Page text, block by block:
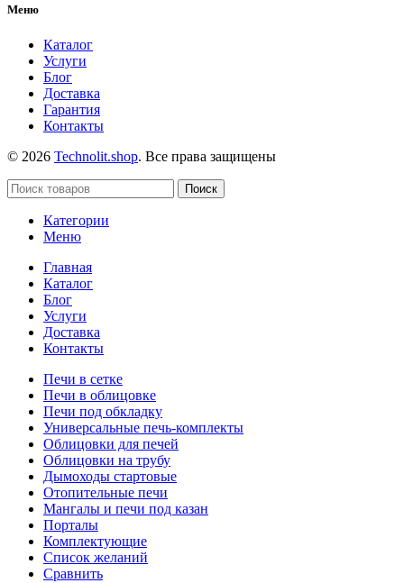
Меню
Каталог
Услуги
Блог
Доставка
Гарантия
Контакты
© 2026 Technolit.shop. Все права защищены
Поиск
Категории
Меню
Главная
Каталог
Блог
Услуги
Доставка
Контакты
Печи в сетке
Печи в облицовке
Печи под обкладку
Универсальные печь-комплекты
Облицовки для печей
Облицовки на трубу
Дымоходы стартовые
Отопительные печи
Мангалы и печи под казан
Порталы
Комплектующие
Список желаний
Сравнить